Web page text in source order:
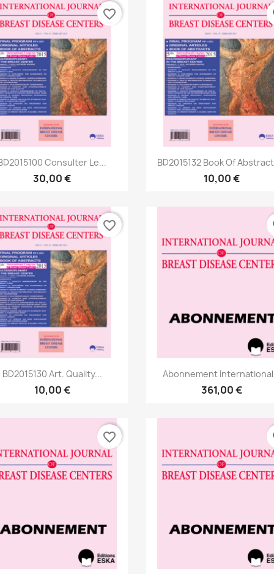
Aperçu rapide
Consulter Le...
30,00 €
favorite_border
Aperçu rapide
BD2015132 Book Of
10,00 €
Aperçu rapide
BD2015130 Art. Quality...
10,00 €
favorite_border
Aperçu rapide
Abonnement
361,00 €
favorite_border